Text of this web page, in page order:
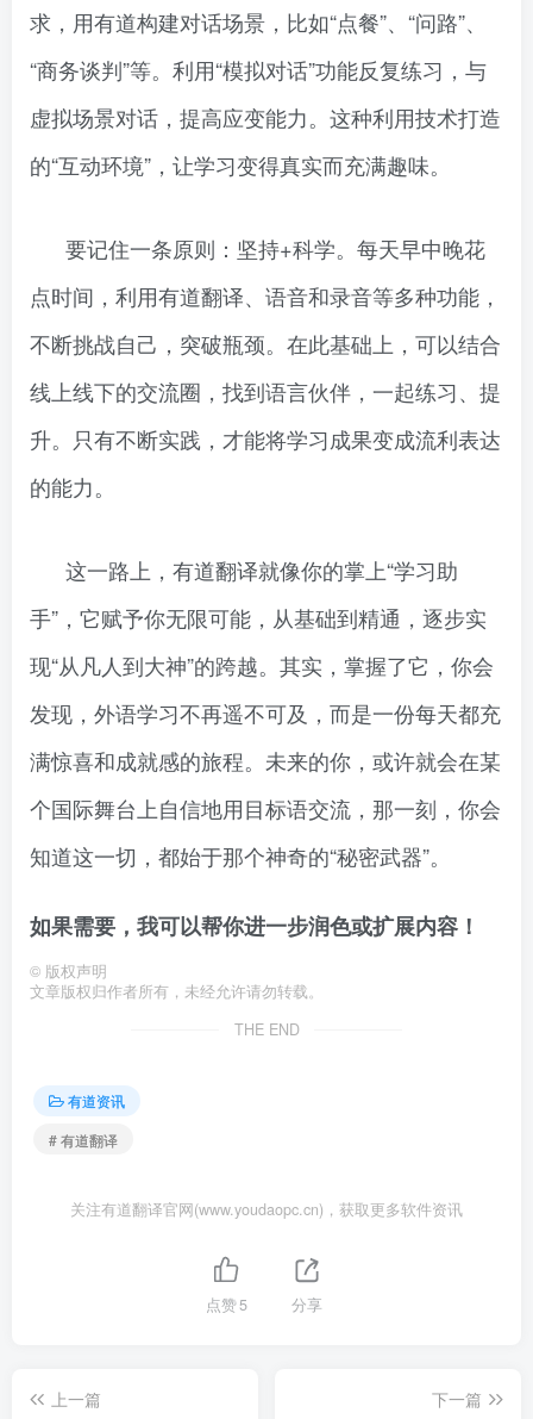
求，用有道构建对话场景，比如“点餐”、“问路”、
“商务谈判”等。利用“模拟对话”功能反复练习，与
虚拟场景对话，提高应变能力。这种利用技术打造
的“互动环境”，让学习变得真实而充满趣味。
要记住一条原则：坚持+科学。每天早中晚花
点时间，利用有道翻译、语音和录音等多种功能，
不断挑战自己，突破瓶颈。在此基础上，可以结合
线上线下的交流圈，找到语言伙伴，一起练习、提
升。只有不断实践，才能将学习成果变成流利表达
的能力。
这一路上，有道翻译就像你的掌上“学习助
手”，它赋予你无限可能，从基础到精通，逐步实
现“从凡人到大神”的跨越。其实，掌握了它，你会
发现，外语学习不再遥不可及，而是一份每天都充
满惊喜和成就感的旅程。未来的你，或许就会在某
个国际舞台上自信地用目标语交流，那一刻，你会
知道这一切，都始于那个神奇的“秘密武器”。
如果需要，我可以帮你进一步润色或扩展内容！
© 版权声明
文章版权归作者所有，未经允许请勿转载。
THE END
有道资讯
# 有道翻译
关注有道翻译官网(www.youdaopc.cn)，获取更多软件资讯
点赞5 分享
上一篇
下一篇